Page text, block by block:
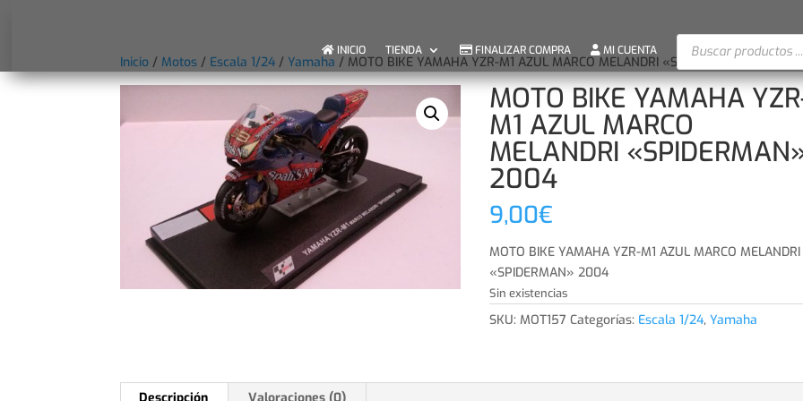
INICIO TIENDA FINALIZAR COMPRA MI CUENTA Búsqueda
de
productos
Inicio / Motos / Escala 1/24 / Yamaha / MOTO BIKE YAMAHA YZR-M1 AZUL MARCO MELANDRI «SPIDERMAN» 2004
MOTO BIKE YAMAHA
M1 AZUL MARCO
MELANDRI
2004
9,00€
MOTO BIKE YAMAHA YZR-M1 AZUL MARCO MELANDRI
«SPIDERMAN» 2004
Sin existencias
SKU:MOT157 Categorías: Escala 1/24,Yamaha